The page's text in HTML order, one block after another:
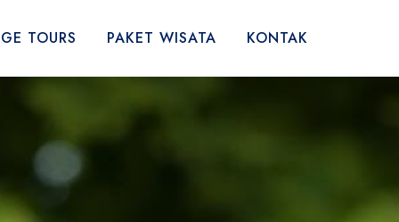
TOURS PAKET WISATA KONTAK